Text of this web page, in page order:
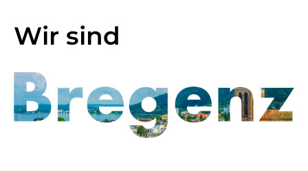
Wir sind